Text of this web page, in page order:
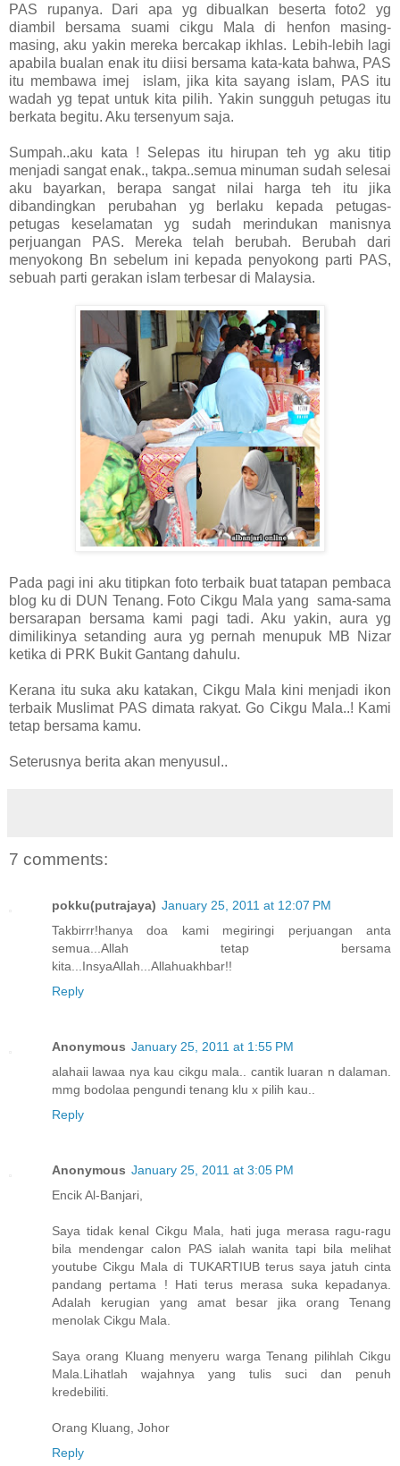
PAS rupanya. Dari apa yg dibualkan beserta foto2 yg
diambil bersama suami cikgu Mala di henfon masing-
masing, aku yakin mereka bercakap ikhlas. Lebih-lebih lagi
apabila bualan enak itu diisi bersama kata-kata bahwa, PAS
itu membawa imej islam, jika kita sayang islam, PAS itu
wadah yg tepat untuk kita pilih. Yakin sungguh petugas itu
berkata begitu. Aku tersenyum saja.
Sumpah..aku kata ! Selepas itu hirupan teh yg aku titip
menjadi sangat enak., takpa..semua minuman sudah selesai
aku bayarkan, berapa sangat nilai harga teh itu jika
dibandingkan perubahan yg berlaku kepada petugas-
petugas keselamatan yg sudah merindukan manisnya
perjuangan PAS. Mereka telah berubah. Berubah dari
menyokong Bn sebelum ini kepada penyokong parti PAS,
sebuah parti gerakan islam terbesar di Malaysia.
Pada pagi ini aku titipkan foto terbaik buat tatapan pembaca
blog ku di DUN Tenang. Foto Cikgu Mala yang sama-sama
bersarapan bersama kami pagi tadi. Aku yakin, aura yg
dimilikinya setanding aura yg pernah menupuk MB Nizar
ketika di PRK Bukit Gantang dahulu.
Kerana itu suka aku katakan, Cikgu Mala kini menjadi ikon
terbaik Muslimat PAS dimata rakyat. Go Cikgu Mala..! Kami
tetap bersama kamu.
Seterusnya berita akan menyusul..
7 comments:
pokku(putrajaya) January 25, 2011 at 12:07 PM
Takbirrr!hanya doa kami megiringi perjuangan anta
semua...Allah tetap bersama
kita...InsyaAllah...Allahuakhbar!!
Reply
Anonymous January 25, 2011 at 1:55 PM
alahaii lawaa nya kau cikgu mala.. cantik luaran n dalaman.
mmg bodolaa pengundi tenang klu x pilih kau..
Reply
Anonymous January 25, 2011 at 3:05 PM
Encik Al-Banjari,
Saya tidak kenal Cikgu Mala, hati juga merasa ragu-ragu
bila mendengar calon PAS ialah wanita tapi bila melihat
youtube Cikgu Mala di TUKARTIUB terus saya jatuh cinta
pandang pertama ! Hati terus merasa suka kepadanya.
Adalah kerugian yang amat besar jika orang Tenang
menolak Cikgu Mala.
Saya orang Kluang menyeru warga Tenang pilihlah Cikgu
Mala.Lihatlah wajahnya yang tulis suci dan penuh
kredebiliti.
Orang Kluang, Johor
Reply